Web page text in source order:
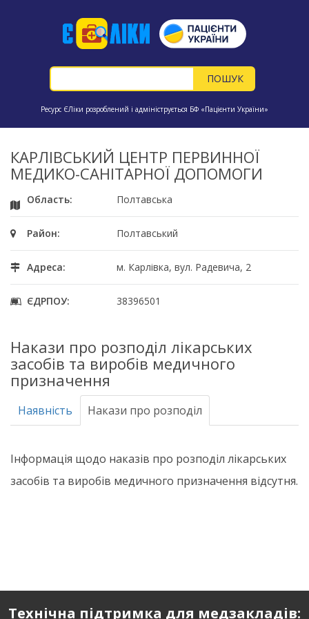
Ресурс ЄЛіки розроблений і адмініструється БФ «Пацієнти України»
КАРЛІВСЬКИЙ ЦЕНТР ПЕРВИННОЇ
МЕДИКО-САНІТАРНОЇ ДОПОМОГИ
Область: Полтавська
Район: Полтавський
Адреса: м. Карлівка, вул. Радевича, 2
ЄДРПОУ: 38396501
Накази про розподіл лікарських
засобів та виробів медичного
призначення
Наявність Накази про розподіл
Інформація щодо наказів про розподіл лікарських
засобів та виробів медичного призначення відсутня.
Технічна підтримка для медзакладів: